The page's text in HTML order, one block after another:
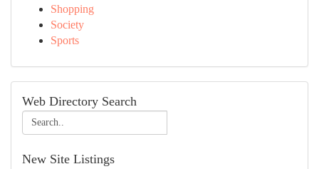
Shopping
Society
Sports
Web Directory Search
New Site Listings